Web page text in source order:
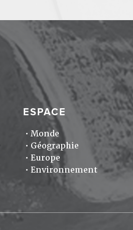
ESPACE
Monde
Géographie
Europe
Environnement